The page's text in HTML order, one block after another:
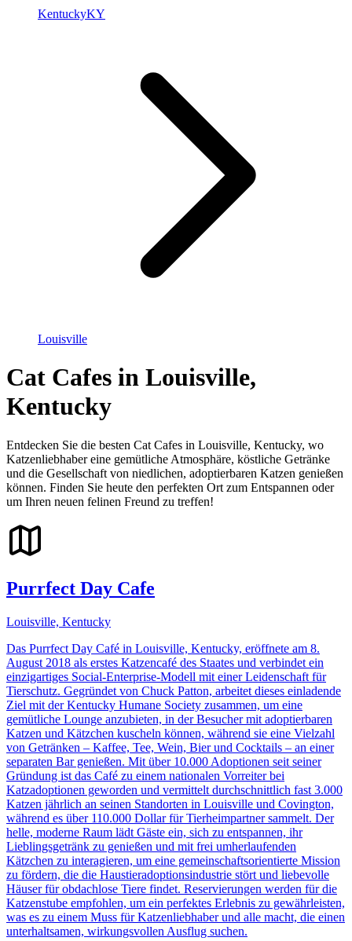
KentuckyKY
Louisville
Cat Cafes in Louisville,
Kentucky
Entdecken Sie die besten Cat Cafes in Louisville, Kentucky, wo
Katzenliebhaber eine gemütliche Atmosphäre, köstliche Getränke
und die Gesellschaft von niedlichen, adoptierbaren Katzen genießen
können. Finden Sie heute den perfekten Ort zum Entspannen oder
um Ihren neuen felinen Freund zu treffen!
Purrfect Day Cafe
Louisville, Kentucky
Das Purrfect Day Café in Louisville, Kentucky, eröffnete am 8.
August 2018 als erstes Katzencafé des Staates und verbindet ein
einzigartiges Social-Enterprise-Modell mit einer Leidenschaft für
Tierschutz. Gegründet von Chuck Patton, arbeitet dieses einladende
Ziel mit der Kentucky Humane Society zusammen, um eine
gemütliche Lounge anzubieten, in der Besucher mit adoptierbaren
Katzen und Kätzchen kuscheln können, während sie eine Vielzahl
von Getränken – Kaffee, Tee, Wein, Bier und Cocktails – an einer
separaten Bar genießen. Mit über 10.000 Adoptionen seit seiner
Gründung ist das Café zu einem nationalen Vorreiter bei
Katzadoptionen geworden und vermittelt durchschnittlich fast 3.000
Katzen jährlich an seinen Standorten in Louisville und Covington,
während es über 110.000 Dollar für Tierheimpartner sammelt. Der
helle, moderne Raum lädt Gäste ein, sich zu entspannen, ihr
Lieblingsgetränk zu genießen und mit frei umherlaufenden
Kätzchen zu interagieren, um eine gemeinschaftsorientierte Mission
zu fördern, die die Haustieradoptionsindustrie stört und liebevolle
Häuser für obdachlose Tiere findet. Reservierungen werden für die
Katzenstube empfohlen, um ein perfektes Erlebnis zu gewährleisten,
was es zu einem Muss für Katzenliebhaber und alle macht, die einen
unterhaltsamen, wirkungsvollen Ausflug suchen.